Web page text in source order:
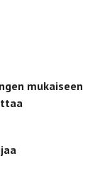
mukaiseen